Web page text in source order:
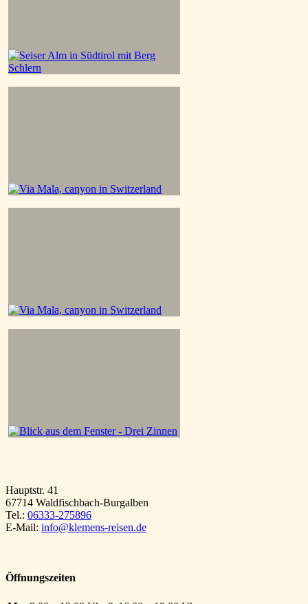
Hauptstr. 41
67714 Waldfischbach-Burgalben
Tel.: 06333-275896
E-Mail: info@klemens-reisen.de
Öffnungszeiten